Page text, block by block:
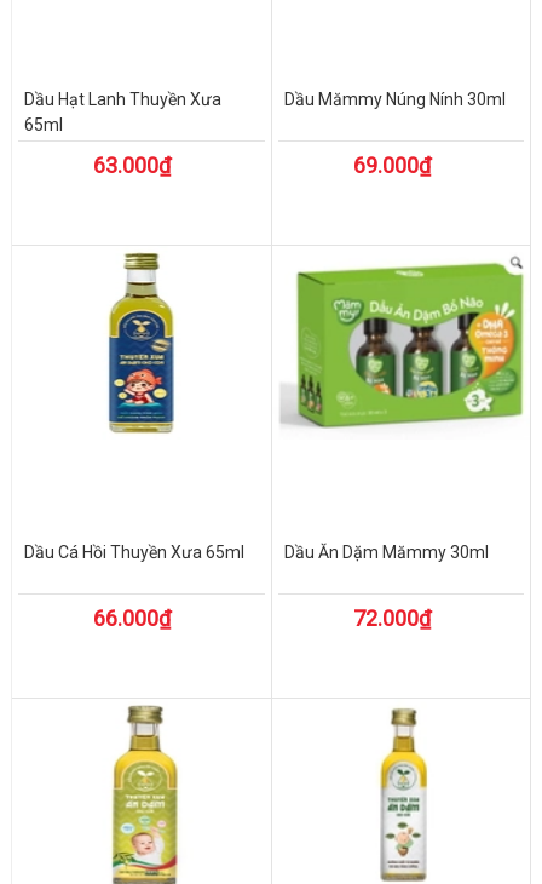
Dầu Hạt Lanh Thuyền Xưa
65ml
63.000₫
Dầu Mămmy Núng Nính 30ml
69.000₫
Dầu Cá Hồi Thuyền Xưa 65ml
66.000₫
Dầu Ăn Dặm Mămmy 30ml
72.000₫